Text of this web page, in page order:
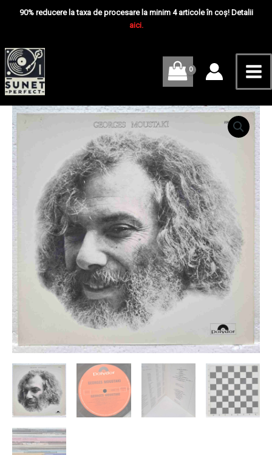
90% reducere la taxa de procesare la minim 4 articole în coș! Detalii
aici.
Cantitate
Georges
Moustaki
–
Georges
Moustaki
Disc
VINIL
Moustaki